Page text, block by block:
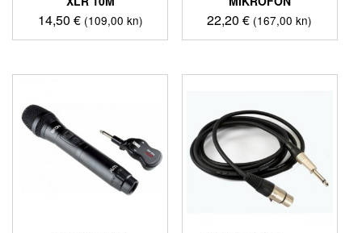
14,50 € (109,00 kn) 22,20€ (167,00 kn)